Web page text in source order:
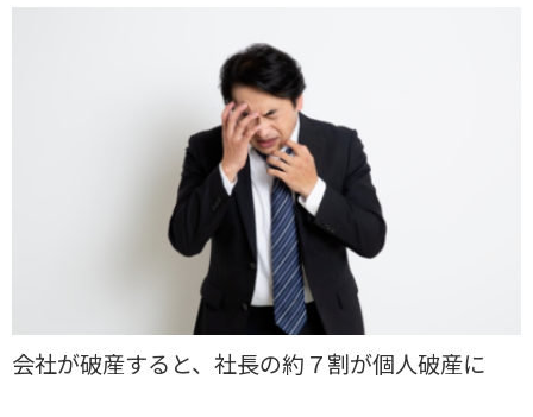
会社が破産すると、社長の約７割が個人破産に